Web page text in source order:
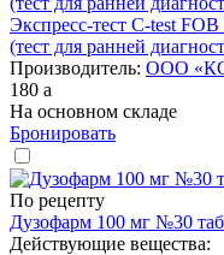
Экспресс-тест C-test
(тест для ранней
Производитель: ООО
180 a
На основном складе
Бронировать
По рецепту
Дузофарм 100 мг №30
Действующие вещества: